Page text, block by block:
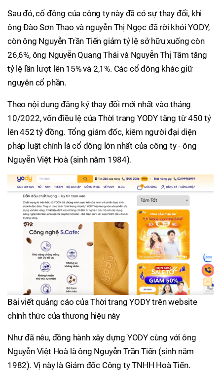
Sau đó, cổ đông của công ty này đã có sự thay đổi, khi
ông Đào Sơn Thao và nguyễn Thị Ngọc đã rời khỏi YODY,
còn ông Nguyễn Trần Tiến giảm tỷ lệ sở hữu xuống còn
26,6%, ông Nguyễn Quang Thái và Nguyễn Thị Tâm tăng
tỷ lệ lần lượt lên 15% và 2,1%. Các cổ đông khác giữ
nguyên cổ phần.
Theo nội dung đăng ký thay đổi mới nhất vào tháng
10/2022, vốn điều lệ của Thời trang YODY tăng từ 450 tỷ
lên 452 tỷ đồng. Tổng giám đốc, kiêm người đại diện
pháp luật chính là cổ đông lớn nhất của công ty - ông
Nguyễn Việt Hoà (sinh năm 1984).
Bài viết quảng cáo của Thời trang YODY trên website
chính thức của thương hiệu này
Như đã nêu, đồng hành xây dựng YODY cùng với ông
Nguyễn Việt Hoà là ông Nguyễn Trần Tiến (sinh năm
1982). Vị này là Giám đốc Công ty TNHH Hoà Tiến.